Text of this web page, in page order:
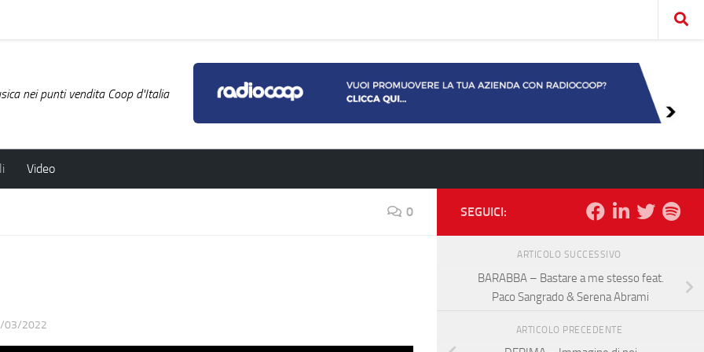
nei punti vendita Coop d'Italia
Video
0
03/2022
SEGUICI:
ARTICOLO SUCCESSIVO
BARABBA – Bastare a me stesso feat.
Paco Sangrado & Serena Abrami
ARTICOLO PRECEDENTE